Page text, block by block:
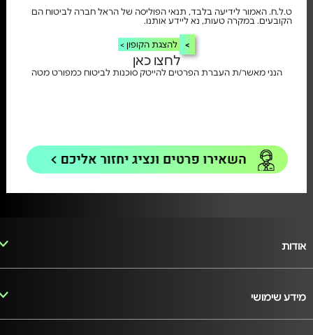
ט.ל.ח. האמור לידיעה בלבד, תנאי הפוליסה של הראל חברה לביטוח הם
הקובעים. במקרה טעות, נא ליידע אותנו.
להצגת הקופון >
לחצו כאן
הנני מאשר/ת העברת הפרטים להייטק סוכנות לביטוח כמפורט מטה
אודות
מידע שימושי